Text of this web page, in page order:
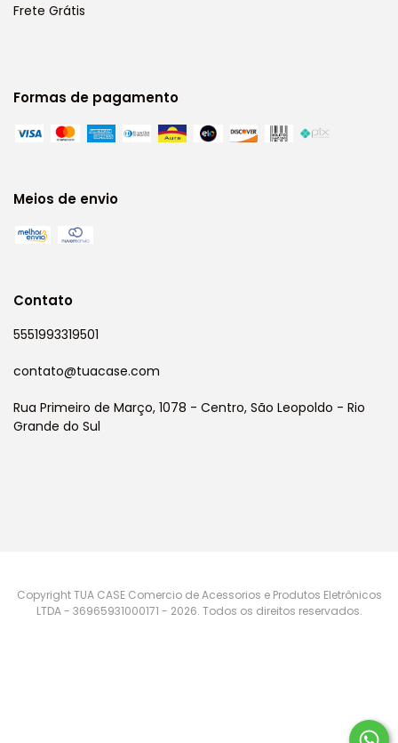
Frete Grátis
Formas de pagamento
Meios de envio
Contato
5551993319501
contato@tuacase.com
Rua Primeiro de Março, 1078 - Centro, São Leopoldo - Rio
Grande do Sul
Copyright TUA CASE Comercio de Acessorios e Produtos Eletrônicos
LTDA - 36965931000171 - 2026. Todos os direitos reservados.